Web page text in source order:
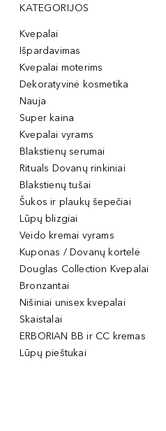
KATEGORIJOS
Kvepalai
Išpardavimas
Kvepalai moterims
Dekoratyvinė kosmetika
Nauja
Super kaina
Kvepalai vyrams
Blakstienų serumai
Rituals Dovanų rinkiniai
Blakstienų tušai
Šukos ir plaukų šepečiai
Lūpų blizgiai
Veido kremai vyrams
Kuponas / Dovanų kortelė
Douglas Collection Kvepalai
Bronzantai
Nišiniai unisex kvepalai
Skaistalai
ERBORIAN BB ir CC kremas
Lūpų pieštukai